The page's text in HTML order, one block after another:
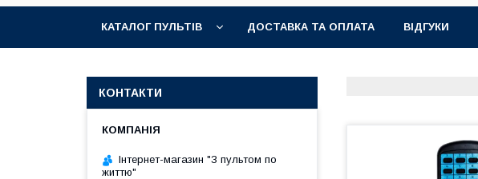
КАТАЛОГ ПУЛЬТІВ ДОСТАВКА ТА ОПЛАТА ВІДГУКИ
КОНТАКТИ
Інтернет-магазин "З пультом по
життю"